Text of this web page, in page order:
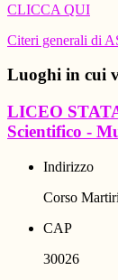
CLICCA QUI
Citeri generali di
Luoghi in cui
LICEO
Scientifico -
Indirizzo
Corso
CAP
30026